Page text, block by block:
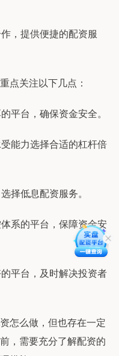
，提供便捷的配资服
点关注以下几点：
平台，确保资金安全。
能力选择合适的杠杆倍
择低息配资服务。
系的平台，保障资金安
平台，及时解决投资者
怎么做，但也存在一定
，需要充分了解配资的